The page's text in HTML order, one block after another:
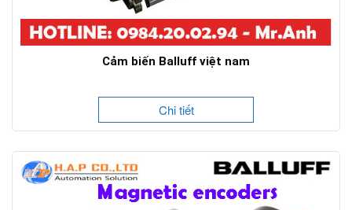
Cảm biến Balluff việt nam
Chi tiết